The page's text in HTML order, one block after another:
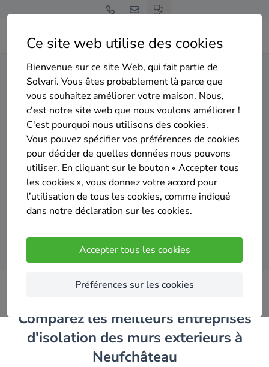
Ce site web utilise des cookies
Bienvenue sur ce site Web, qui fait partie de
Solvari. Vous êtes probablement là parce que
vous souhaitez améliorer votre maison. Nous,
c'est notre site web que nous voulons améliorer !
C'est pourquoi nous utilisons des cookies.
Vous pouvez spécifier vos préférences de cookies
pour décider de quelles données nous pouvons
utiliser. En cliquant sur le bouton « Accepter tous
les cookies », vous donnez votre accord pour
l’utilisation de tous les cookies, comme indiqué
dans notre déclaration sur les cookies.
Accepter tous les cookies
Préférences sur les cookies
Home Isolation des murs extérieurs Luxembourg Neufchâteau
Gratuit et sans engagement
Top 20 des entreprises
d'isolation des murs exterieurs
à Neufchâteau
Comparer des devis
Comparez les meilleurs entreprises
d'isolation des murs exterieurs à
Neufchâteau